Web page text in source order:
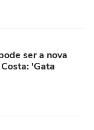
ser a nova
'Gata